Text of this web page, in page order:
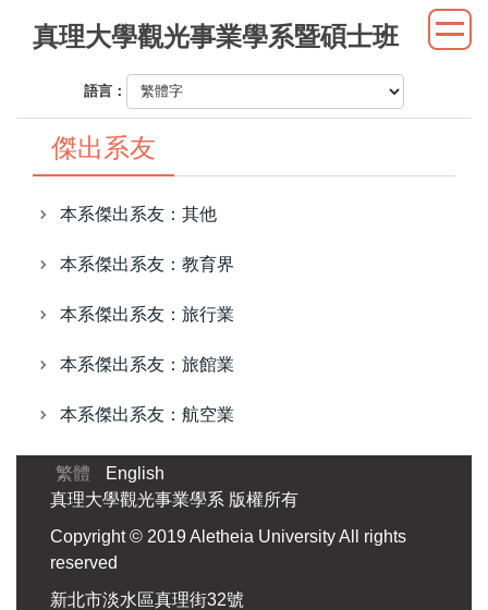
內
真理大學觀光事業學系暨碩士班
語言：
傑出系友
本系傑出系友：其他
本系傑出系友：教育界
本系傑出系友：旅行業
本系傑出系友：旅館業
本系傑出系友：航空業
繁體
English
真理大學觀光事業學系 版權所有
Copyright © 2019 Aletheia University All rights
reserved
新北市淡水區真理街32號